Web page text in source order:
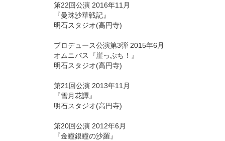
第22回公演 2016年11月
『曼珠沙華戦記』
明石スタジオ(高円寺)
プロデュース公演第3弾 2015年6月
オムニバス『崖っぷち！』
明石スタジオ(高円寺)
第21回公演 2013年11月
『雪月花譚』
明石スタジオ(高円寺)
第20回公演 2012年6月
『金瞳銀瞳の沙羅』